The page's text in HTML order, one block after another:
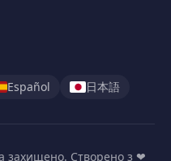
Español
日本語
захищено. Створено з ❤